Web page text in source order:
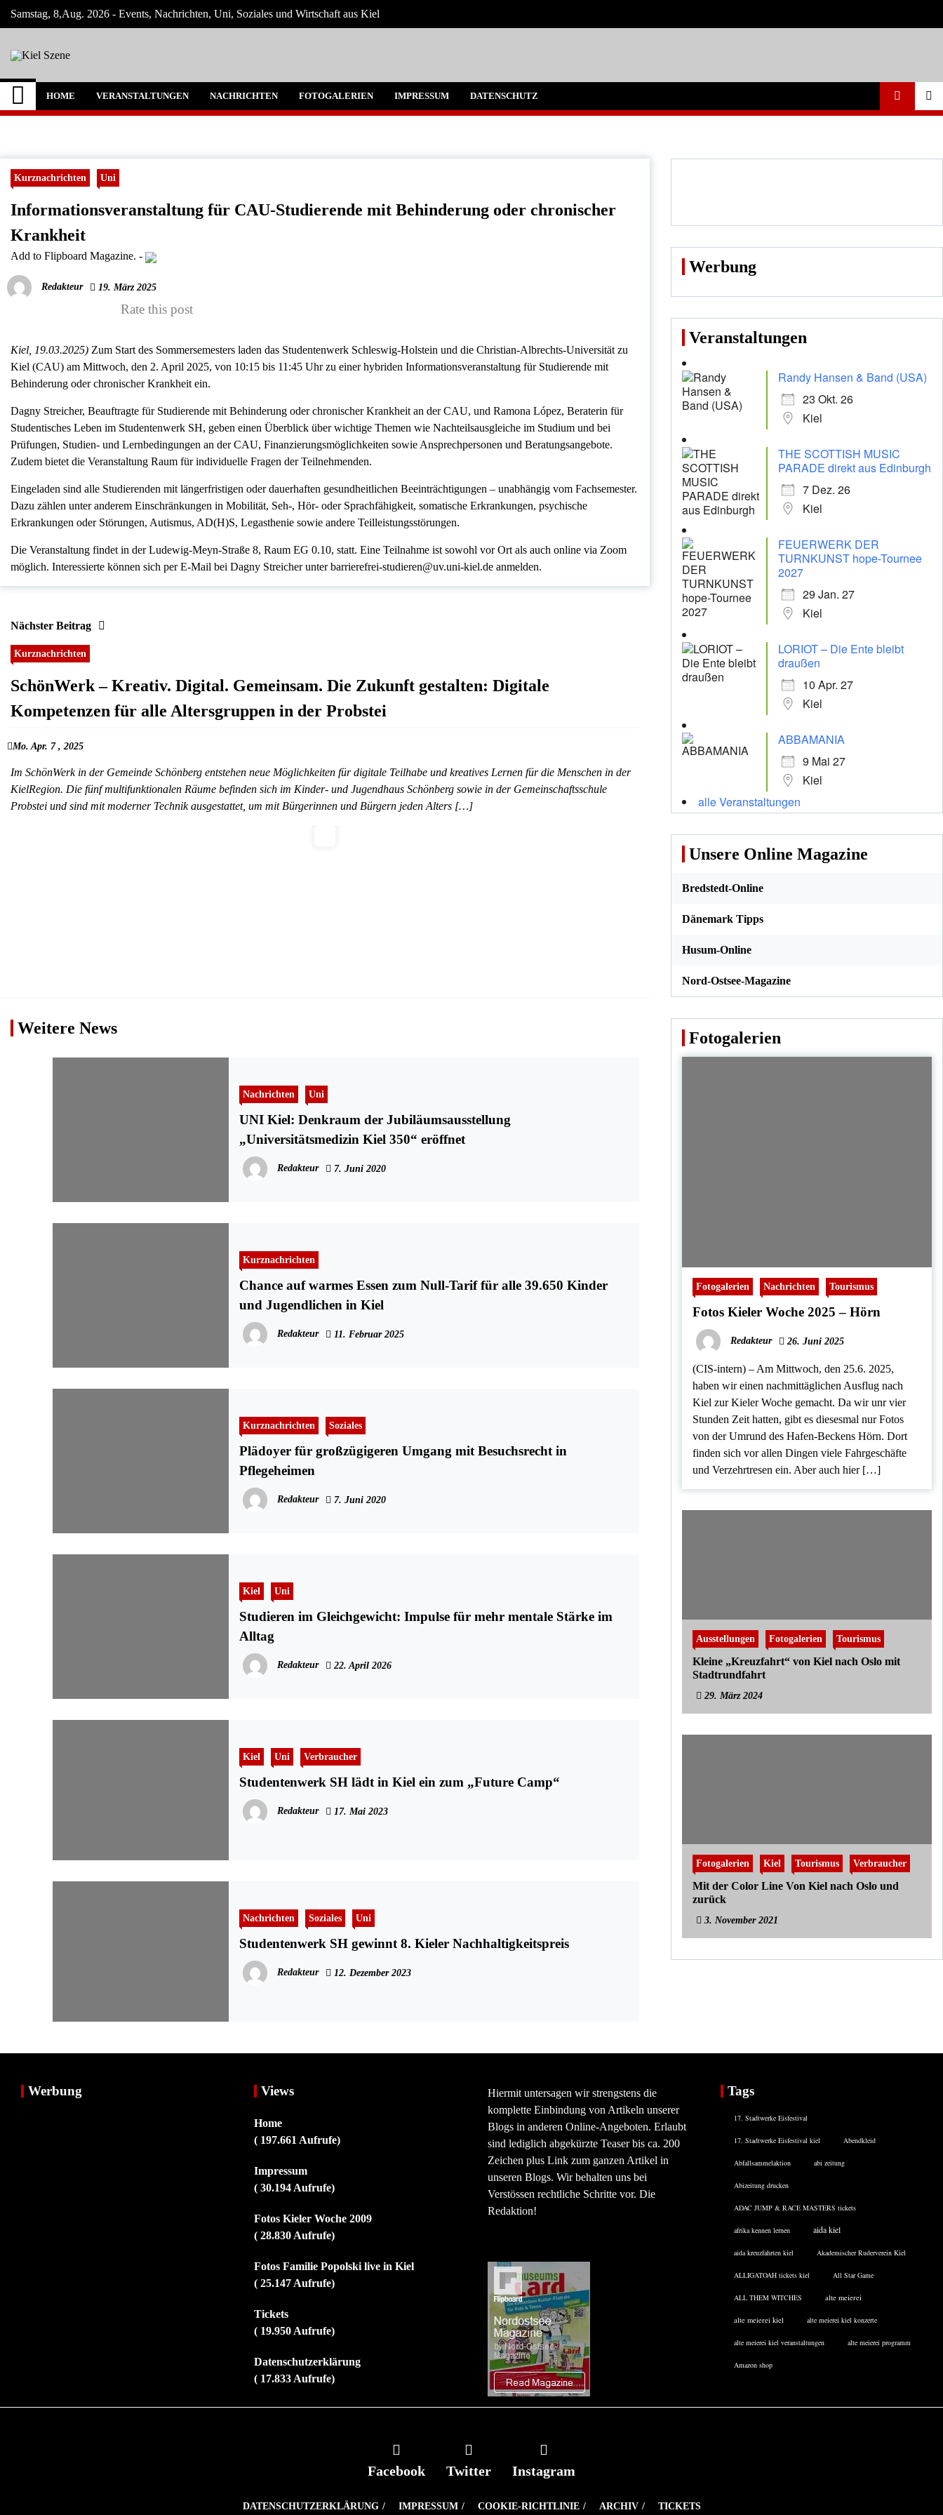
Skip
Samstag, 8,Aug. 2026 - Events, Nachrichten, Uni, Soziales und Wirtschaft aus Kiel
Kiel Szene
Neuigkeiten und Nachrichten aus Kiel und Umgebung
HOME VERANSTALTUNGEN NACHRICHTEN FOTOGALERIEN IMPRESSUM DATENSCHUTZ
Kurznachrichten Uni
Informationsveranstaltung für CAU-Studierende mit Behinderung oder chronischer
Krankheit
Add to Flipboard Magazine. -
Redakteur 19. März 2025
Rate this post
Kiel, 19.03.2025) Zum Start des Sommersemesters laden das Studentenwerk Schleswig-Holstein und die Christian-Albrechts-Universität zu
Kiel (CAU) am Mittwoch, den 2. April 2025, von 10:15 bis 11:45 Uhr zu einer hybriden Informationsveranstaltung für Studierende mit
Behinderung oder chronischer Krankheit ein.
Dagny Streicher, Beauftragte für Studierende mit Behinderung oder chronischer Krankheit an der CAU, und Ramona López, Beraterin für
Studentisches Leben im Studentenwerk SH, geben einen Überblick über wichtige Themen wie Nachteilsausgleiche im Studium und bei
Prüfungen, Studien- und Lernbedingungen an der CAU, Finanzierungsmöglichkeiten sowie Ansprechpersonen und Beratungsangebote.
Zudem bietet die Veranstaltung Raum für individuelle Fragen der Teilnehmenden.
Eingeladen sind alle Studierenden mit längerfristigen oder dauerhaften gesundheitlichen Beeinträchtigungen – unabhängig vom Fachsemester.
Dazu zählen unter anderem Einschränkungen in Mobilität, Seh-, Hör- oder Sprachfähigkeit, somatische Erkrankungen, psychische
Erkrankungen oder Störungen, Autismus, AD(H)S, Legasthenie sowie andere Teilleistungsstörungen.
Die Veranstaltung findet in der Ludewig-Meyn-Straße 8, Raum EG 0.10, statt. Eine Teilnahme ist sowohl vor Ort als auch online via Zoom
möglich. Interessierte können sich per E-Mail bei Dagny Streicher unter barrierefrei-studieren@uv.uni-kiel.de anmelden.
Nächster Beitrag
Kurznachrichten
SchönWerk – Kreativ. Digital. Gemeinsam. Die Zukunft gestalten: Digitale
Kompetenzen für alle Altersgruppen in der Probstei
Mo. Apr. 7 , 2025
Im SchönWerk in der Gemeinde Schönberg entstehen neue Möglichkeiten für digitale Teilhabe und kreatives Lernen für die Menschen in der
KielRegion. Die fünf multifunktionalen Räume befinden sich im Kinder- und Jugendhaus Schönberg sowie in der Gemeinschaftsschule
Probstei und sind mit moderner Technik ausgestattet, um mit Bürgerinnen und Bürgern jeden Alters […]
Weitere News
Nachrichten Uni
UNI Kiel: Denkraum der Jubiläumsausstellung
„Universitätsmedizin Kiel 350“ eröffnet
Redakteur 7. Juni 2020
Kurznachrichten
Chance auf warmes Essen zum Null-Tarif für alle 39.650 Kinder
und Jugendlichen in Kiel
Redakteur 11. Februar 2025
Kurznachrichten Soziales
Plädoyer für großzügigeren Umgang mit Besuchsrecht in
Pflegeheimen
Redakteur 7. Juni 2020
Kiel Uni
Studieren im Gleichgewicht: Impulse für mehr mentale Stärke im
Alltag
Redakteur 22. April 2026
Kiel Uni Verbraucher
Studentenwerk SH lädt in Kiel ein zum „Future Camp“
Redakteur 17. Mai 2023
Nachrichten Soziales Uni
Studentenwerk SH gewinnt 8. Kieler Nachhaltigkeitspreis
Redakteur 12. Dezember 2023
Werbung
Veranstaltungen
Randy Hansen & Band (USA)
23 Okt. 26
Kiel
THE SCOTTISH MUSIC
PARADE direkt aus Edinburgh
7 Dez. 26
Kiel
FEUERWERK DER
TURNKUNST hope-Tournee
2027
29 Jan. 27
Kiel
LORIOT – Die Ente bleibt
draußen
10 Apr. 27
Kiel
ABBAMANIA
9 Mai 27
Kiel
alle Veranstaltungen
Unsere Online Magazine
Bredstedt-Online
Dänemark Tipps
Husum-Online
Nord-Ostsee-Magazine
Fotogalerien
Fotogalerien Nachrichten Tourismus
Fotos Kieler Woche 2025 – Hörn
Redakteur 26. Juni 2025
(CIS-intern) – Am Mittwoch, den 25.6. 2025,
haben wir einen nachmittäglichen Ausflug nach
Kiel zur Kieler Woche gemacht. Da wir unr vier
Stunden Zeit hatten, gibt es diesesmal nur Fotos
von der Umrund des Hafen-Beckens Hörn. Dort
finden sich vor allen Dingen viele Fahrgeschäfte
und Verzehrtresen ein. Aber auch hier […]
Ausstellungen Fotogalerien Tourismus
Kleine „Kreuzfahrt“ von Kiel nach Oslo mit
Stadtrundfahrt
29. März 2024
Fotogalerien Kiel Tourismus Verbraucher
Mit der Color Line Von Kiel nach Oslo und
zurück
3. November 2021
Werbung Views
Home
( 197.661 Aufrufe)
Impressum
( 30.194 Aufrufe)
Fotos Kieler Woche 2009
( 28.830 Aufrufe)
Fotos Familie Popolski live in Kiel
( 25.147 Aufrufe)
Tickets
( 19.950 Aufrufe)
Datenschutzerklärung
( 17.833 Aufrufe)
Hiermit untersagen wir strengstens die
komplette Einbindung von Artikeln unserer
Blogs in anderen Online-Angeboten. Erlaubt
sind lediglich abgekürzte Teaser bis ca. 200
Zeichen plus Link zum ganzen Artikel in
unseren Blogs. Wir behalten uns bei
Verstössen rechtliche Schritte vor. Die
Redaktion!
Tags
17. Stadtwerke Eisfestival
17. Stadtwerke Eisfestival kiel Abendkleid
Abfallsammelaktion abi zeitung
Abizeitung drucken
ADAC JUMP & RACE MASTERS tickets
afrika kennen lernen aida kiel
aida kreuzfahrten kiel Akademischer Ruderverein Kiel
ALLIGATOAH tickets kiel All Star Game
ALL THEM WITCHES alte meierei
alte meierei kiel alte meierei kiel konzerte
alte meierei kiel veranstaltungen alte meierei programm
Amazon shop
Facebook Twitter Instagram
DATENSCHUTZERKLÄRUNG IMPRESSUM COOKIE-RICHTLINIE ARCHIV TICKETS